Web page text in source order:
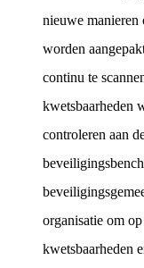
nieuwe manieren
worden
continu te
kwetsbaarheden
controleren aan
organisatie om
kwetsbaarheden